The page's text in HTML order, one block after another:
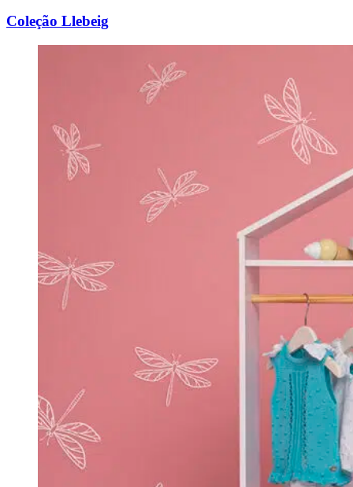
Coleção Llebeig